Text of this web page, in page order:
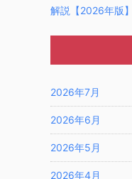
解説【2026年版】
2026年7月
2026年6月
2026年5月
2026年4月